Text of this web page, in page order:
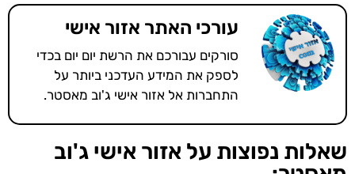
עורכי האתר אזור אישי
סורקים עבורכם את הרשת יום יום בכדי
לספק את המידע העדכני ביותר על
התחברות אל אזור אישי ג'וב מאסטר.
שאלות נפוצות על אזור אישי ג'וב